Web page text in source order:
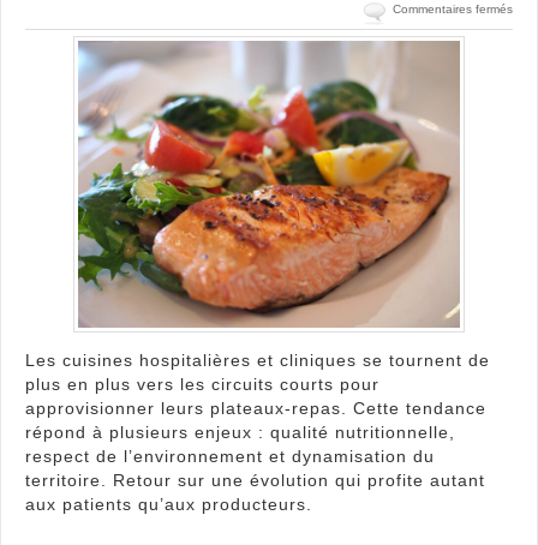
Commentaires ferméssur
Les cuisines hospitalières et cliniques se tournent de
plus en plus vers les circuits courts pour
approvisionner leurs plateaux-repas. Cette tendance
répond à plusieurs enjeux : qualité nutritionnelle,
respect de l’environnement et dynamisation du
territoire. Retour sur une évolution qui profite autant
aux patients qu’aux producteurs.